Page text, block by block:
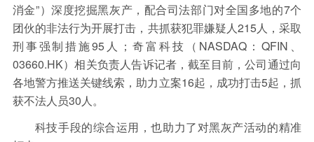
消金”）深度挖掘黑灰产，配合司法部门对全国多地的7个
团伙的非法行为开展打击，共抓获犯罪嫌疑人215人，采取
刑事强制措施95人；奇富科技（NASDAQ：QFIN、
03660.HK）相关负责人告诉记者，截至目前，公司通过向
各地警方推送关键线索，助力立案16起，成功打击5起，抓
获不法人员30人。
科技手段的综合运用，也助力了对黑灰产活动的精准